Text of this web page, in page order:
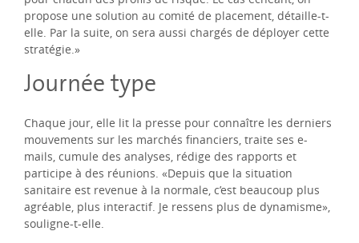
propose une solution au comité de placement, détaille-t-
elle. Par la suite, on sera aussi chargés de déployer cette
stratégie.»
Journée type
Chaque jour, elle lit la presse pour connaître les derniers
mouvements sur les marchés financiers, traite ses e-
mails, cumule des analyses, rédige des rapports et
participe à des réunions. «Depuis que la situation
sanitaire est revenue à la normale, c’est beaucoup plus
agréable, plus interactif. Je ressens plus de dynamisme»,
souligne-t-elle.